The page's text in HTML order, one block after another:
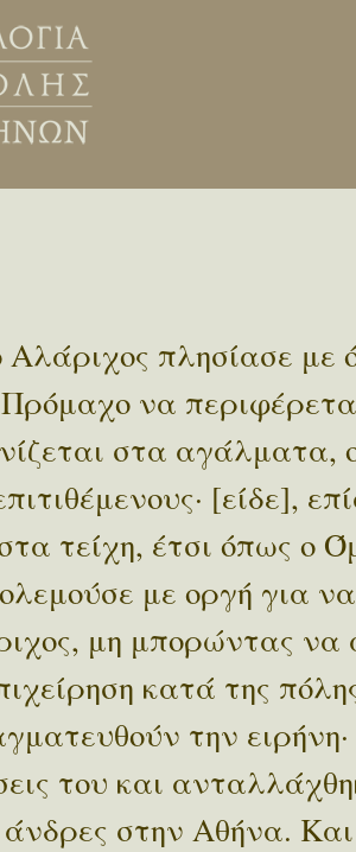
πλησίασε με
να
στα αγάλματα,
[είδε],
τείχη, έτσι όπως ο
με οργή για
μη μπορώντας να
κατά της
την
του και
άνδρες στην Αθήνα.